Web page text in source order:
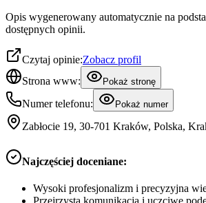
Opis wygenerowany automatycznie na
dostępnych opinii.
Czytaj opinie:Zobacz profil
Strona www:
Pokaż stronę
Numer telefonu: Pokaż numer
Zabłocie 19, 30-701 Kraków, Polska,
Najczęściej doceniane:
Wysoki profesjonalizm i precyzyjna